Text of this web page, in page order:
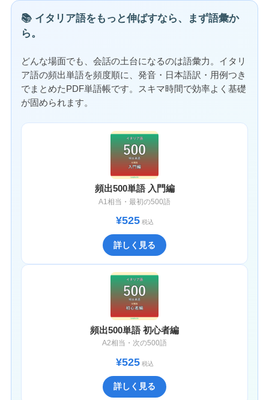
📚 イタリア語をもっと伸ばすなら、まず語彙か
ら。
どんな場面でも、会話の土台になるのは語彙力。イタリ
ア語の頻出単語を頻度順に、発音・日本語訳・用例つき
でまとめたPDF単語帳です。スキマ時間で効率よく基礎
が固められます。
頻出500単語 入門編
A1相当・最初の500語
¥525税込
詳しく見る
頻出500単語 初心者編
A2相当・次の500語
¥525税込
詳しく見る